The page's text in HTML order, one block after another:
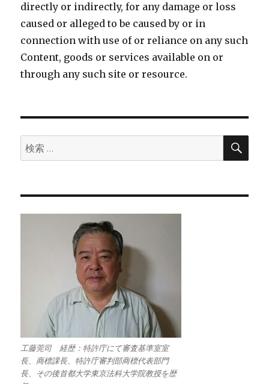
directly or indirectly, for any damage or loss
caused or alleged to be caused by or in
connection with use of or reliance on any such
Content, goods or services available on or
through any such site or resource.
検
索:
検
工藤莞司 経歴：特許庁にて審査基準室室
長、商標課長、特許庁審判部商標代表部門
長、その後首都大学東京法科大学院教授を歴